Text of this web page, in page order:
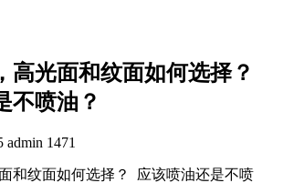
高光面和纹面如何选择？
不喷油？
admin 1471
和纹面如何选择？ 应该喷油还是不喷